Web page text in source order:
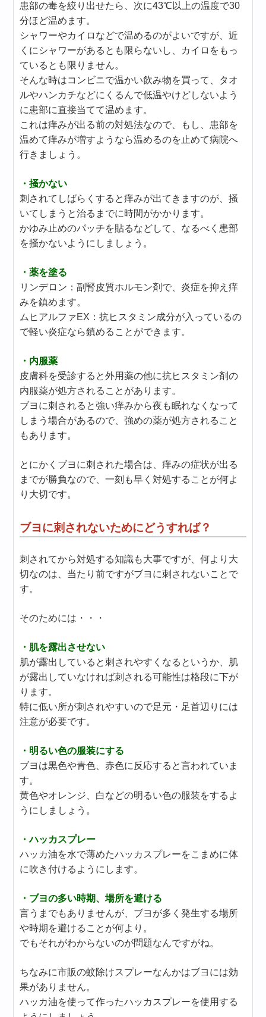
患部の毒を絞り出せたら、次に43℃以上の温度で30
分ほど温めます。
シャワーやカイロなどで温めるのがよいですが、近
くにシャワーがあるとも限らないし、カイロをもっ
ているとも限りません。
そんな時はコンビニで温かい飲み物を買って、タオ
ルやハンカチなどにくるんで低温やけどしないよう
に患部に直接当てて温めます。
これは痒みが出る前の対処法なので、もし、患部を
温めて痒みが増すようなら温めるのを止めて病院へ
行きましょう。
・掻かない
刺されてしばらくすると痒みが出てきますのが、掻
いてしまうと治るまでに時間がかかります。
かゆみ止めのパッチを貼るなどして、なるべく患部
を掻かないようにしましょう。
・薬を塗る
リンデロン：副腎皮質ホルモン剤で、炎症を抑え痒
みを鎮めます。
ムヒアルファEX：抗ヒスタミン成分が入っているの
で軽い炎症なら鎮めることができます。
・内服薬
皮膚科を受診すると外用薬の他に抗ヒスタミン剤の
内服薬が処方されることがあります。
ブヨに刺されると強い痒みから夜も眠れなくなって
しまう場合があるので、強めの薬が処方されること
もあります。
とにかくブヨに刺された場合は、痒みの症状が出る
までが勝負なので、一刻も早く対処することが何よ
り大切です。
ブヨに刺されないためにどうすれば？
刺されてから対処する知識も大事ですが、何より大
切なのは、当たり前ですがブヨに刺されないことで
す。
そのためには・・・
・肌を露出させない
肌が露出していると刺されやすくなるというか、肌
が露出していなければ刺される可能性は格段に下が
ります。
特に低い所が刺されやすいので足元・足首辺りには
注意が必要です。
・明るい色の服装にする
ブヨは黒色や青色、赤色に反応すると言われていま
す。
黄色やオレンジ、白などの明るい色の服装をするよ
うにしましょう。
・ハッカスプレー
ハッカ油を水で薄めたハッカスプレーをこまめに体
に吹き付けるようにします。
・ブヨの多い時期、場所を避ける
言うまでもありませんが、ブヨが多く発生する場所
や時期を避けることが何より。
でもそれがわからないのが問題なんですがね。
ちなみに市販の蚊除けスプレーなんかはブヨには効
果がありません。
ハッカ油を使って作ったハッカスプレーを使用する